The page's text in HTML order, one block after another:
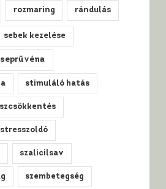
rozmaring rándulás
sebek kezelése
seprűvéna
stimuláló hatás
stresszoldó
szalicilsav
szembetegség